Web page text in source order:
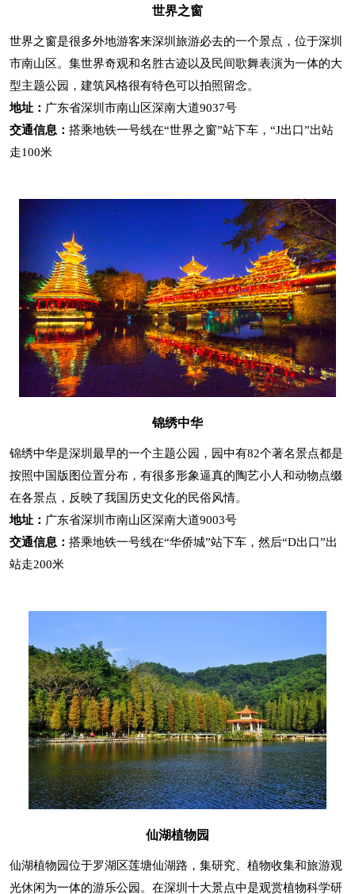
世界之窗
世界之窗是很多外地游客来深圳旅游必去的一个景点，位于深圳
市南山区。集世界奇观和名胜古迹以及民间歌舞表演为一体的大
型主题公园，建筑风格很有特色可以拍照留念。
地址： 广东省深圳市南山区深南大道9037号
交通信息：搭乘地铁一号线在“世界之窗”站下车，“J出口”出站
走100米
锦绣中华
锦绣中华是深圳最早的一个主题公园，园中有82个著名景点都是
按照中国版图位置分布，有很多形象逼真的陶艺小人和动物点缀
在各景点，反映了我国历史文化的民俗风情。
地址： 广东省深圳市南山区深南大道9003号
交通信息：搭乘地铁一号线在“华侨城”站下车，然后“D出口”出
站走200米
仙湖植物园
仙湖植物园位于罗湖区莲塘仙湖路，集研究、植物收集和旅游观
光休闲为一体的游乐公园。在深圳十大景点中是观赏植物科学研